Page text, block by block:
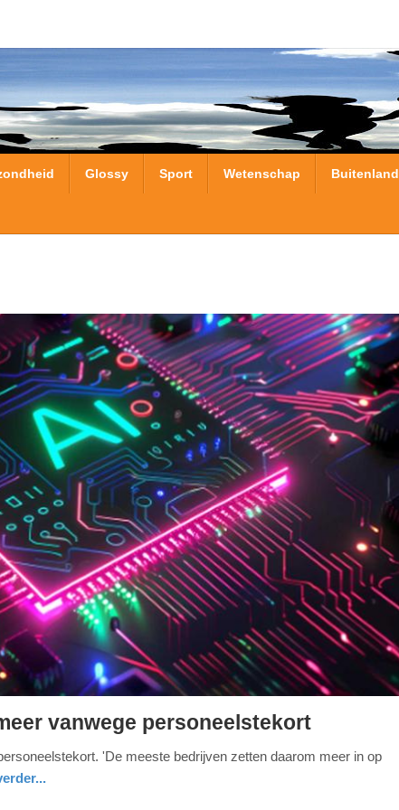
Glossy Sport Wetenschap Buitenland
vanwege personeelstekort
'De meeste bedrijven zetten daarom meer in op